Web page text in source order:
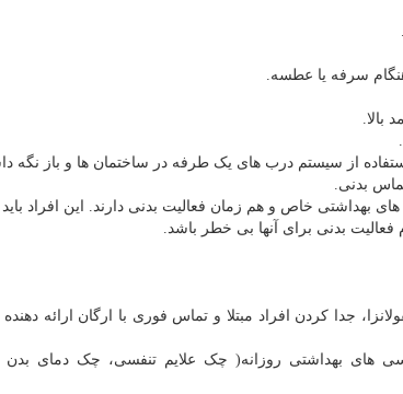
سرفه یا عطسه.
از سیستم درب های یک طرفه در ساختمان ها و باز نگه
بدنی.
بهداشتی خاص و هم زمان فعالیت بدنی دارند. این افراد باید
بدنی برای آنها بی خطر باشد.
جدا کردن افراد مبتلا و تماس فوری با ارگان ارائه
های بهداشتی روزانه( چک علایم تنفسی، چک دمای